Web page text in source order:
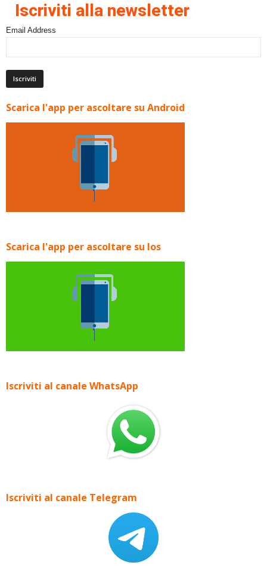
Iscriviti alla newsletter
Email Address
Scarica l'app per ascoltare su Android
Scarica l'app per ascoltare su Ios
Iscriviti al canale WhatsApp
Iscriviti al canale Telegram